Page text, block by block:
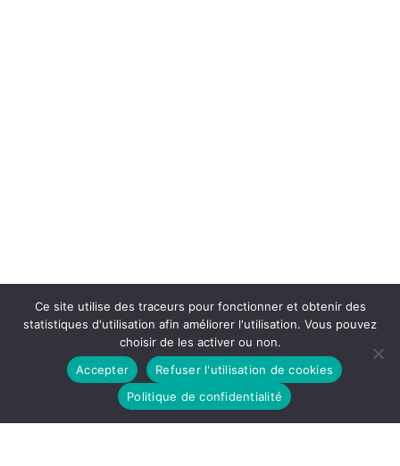
Ce site utilise des traceurs pour fonctionner et obtenir des
statistiques d'utilisation afin améliorer l'utilisation. Vous pouvez
choisir de les activer ou non.
Accepter
Refuser l'utilisation de cookies
Politique de confidentialité